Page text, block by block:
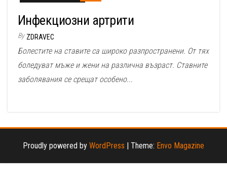
Инфекциозни артрити
By ZDRAVEC
Болестите на ставите са широко разпространени. От тях
боледуват мъже и жени на различна възраст. Ставните
заболявания се срещат особено...
Proudly powered by WordPress | Theme: Envo Magazine